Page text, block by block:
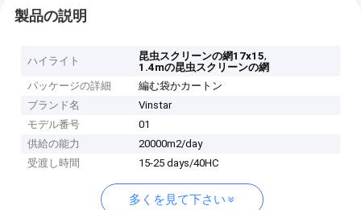
製品の説明
ハイライト 昆虫スクリーンの網17x15,
1.4mの昆虫スクリーンの網
パッケージの詳細
編む袋かカートン
ブランド名
Vinstar
モデル番号
01
供給の能力
20000m2/day
受渡し時間
15-25 days/40HC
多くを見て下さい